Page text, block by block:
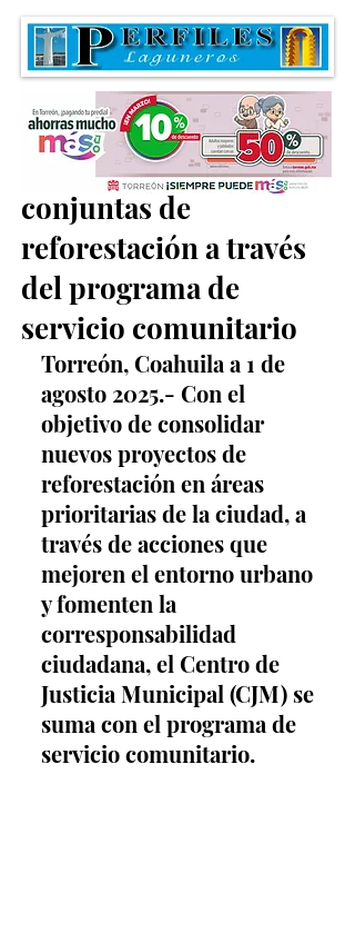
Fortalecen acciones
conjuntas de
reforestación a través
del programa de
servicio comunitario
Torreón, Coahuila a 1 de
agosto 2025.- Con el
objetivo de consolidar
nuevos proyectos de
reforestación en áreas
prioritarias de la ciudad, a
través de acciones que
mejoren el entorno urbano
y fomenten la
corresponsabilidad
ciudadana, el Centro de
Justicia Municipal (CJM) se
suma con el programa de
servicio comunitario.